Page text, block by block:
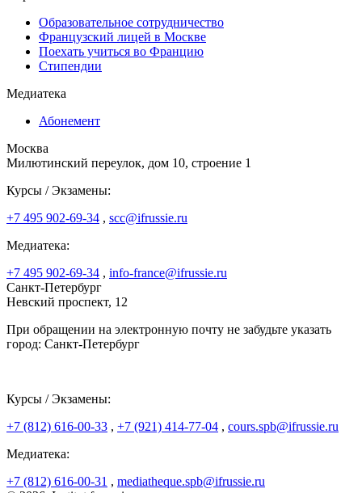
Образовательное сотрудничество
Французский лицей в Москве
Поехать учиться во Францию
Стипендии
Медиатека
Абонемент
Москва
Милютинский переулок, дом 10, строение 1
Курсы / Экзамены:
+7 495 902-69-34 , scc@ifrussie.ru
Медиатека:
+7 495 902-69-34 , info-france@ifrussie.ru
Санкт-Петербург
Невский проспект, 12
При обращении на электронную почту не забудьте указать
город: Санкт-Петербург
Курсы / Экзамены:
+7 (812) 616-00-33 , +7 (921) 414-77-04 , cours.spb@ifrussie.ru
Медиатека:
+7 (812) 616-00-31 , mediatheque.spb@ifrussie.ru